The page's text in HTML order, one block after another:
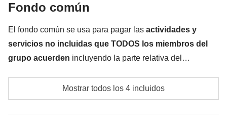
Todo lo que no se menciona en la sección "Qué está
Fondo común
El fondo común se usa para pagar las actividades y
servicios no incluidas que TODOS los miembros del
grupo acuerden incluyendo la parte relativa del
coordinador y rondará los150€. En base a las exigencias
del lugar, el importe podrá variar y podría ser necesario
incrementarlo, en cualquier caso, se devolverá el restante
Actividad extra que todo el grupo decide hacer juntos
Mostrar todos los 4 incluidos